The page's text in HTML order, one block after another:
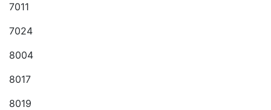
7011
7024
8004
8017
8019